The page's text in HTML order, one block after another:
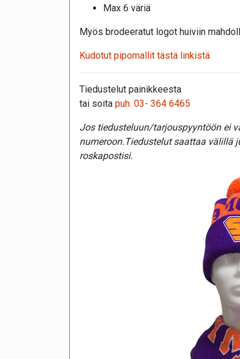
Max 6 väriä
Myös brodeeratut logot huiviin
Kudotut pipomallit tästä linkistä.
Tiedustelut painikkeesta
tai soita puh. 03- 364 6465
Jos tiedusteluun/tarjouspyyntöön ei
numeroon.Tiedustelut saattaa välillä
roskapostisi.